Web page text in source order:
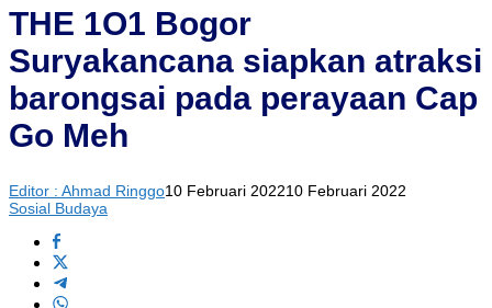
THE 1O1 Bogor
Suryakancana siapkan atraksi
barongsai pada perayaan Cap
Go Meh
Editor : Ahmad Ringgo10 Februari 202210 Februari 2022
Sosial Budaya